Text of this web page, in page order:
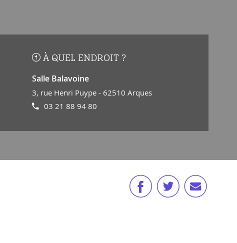
À QUEL ENDROIT ?
Salle Balavoine
3, rue Henri Puype - 62510 Arques
03 21 88 94 80